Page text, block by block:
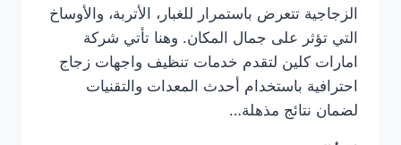
الزجاجية تتعرض باستمرار للغبار، الأتربة، والأوساخ
التي تؤثر على جمال المكان. وهنا تأتي شركة
امارات كلين لتقدم خدمات تنظيف واجهات زجاج
احترافية باستخدام أحدث المعدات والتقنيات
لضمان نتائج مذهلة…